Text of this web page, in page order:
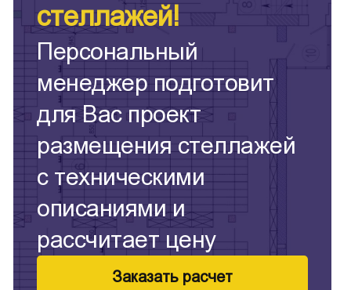
стеллажей!
Персональный
менеджер подготовит
для Вас проект
размещения стеллажей
с техническими
описаниями и
рассчитает цену
Заказать расчет